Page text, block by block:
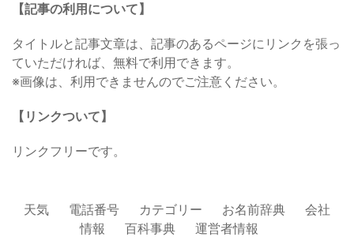
【記事の利用について】
タイトルと記事文章は、記事のあるページにリンクを張っ
ていただければ、無料で利用できます。
※画像は、利用できませんのでご注意ください。
【リンクついて】
リンクフリーです。
天気 電話番号 カテゴリー お名前辞典
会社
情報
百科事典 運営者情報